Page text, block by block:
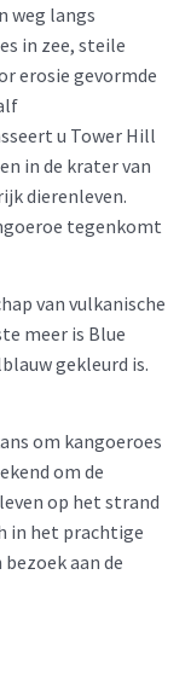
weg langs
in zee, steile
erosie gevormde
u Tower Hill
in de krater van
dierenleven.
tegenkomt
van vulkanische
meer is Blue
gekleurd is.
om kangoeroes
om de
op het strand
in het prachtige
bezoek aan de